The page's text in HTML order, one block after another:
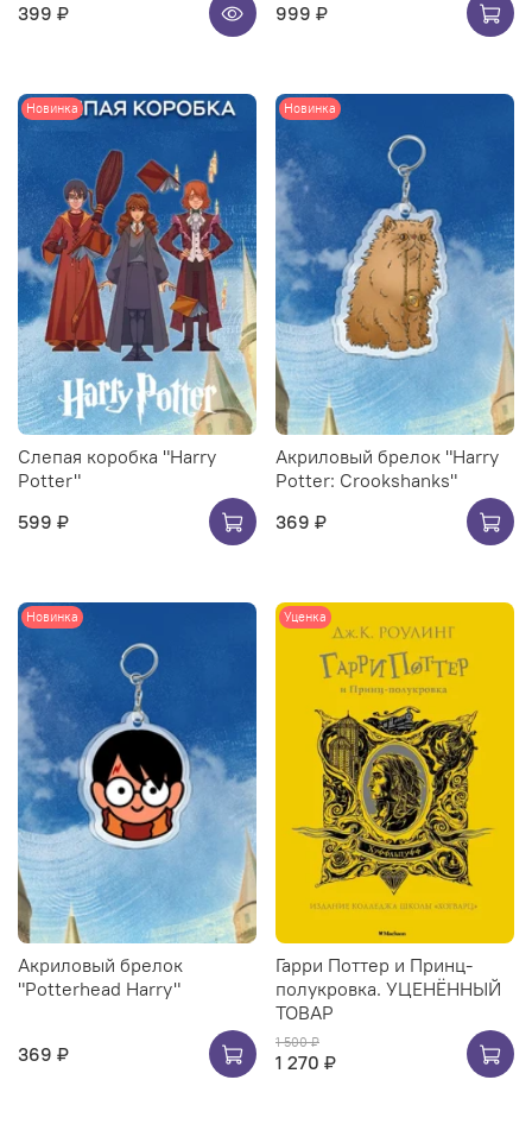
399 ₽
999 ₽
Новинка
Слепая коробка "Harry
Potter"
599 ₽
Новинка
Акриловый брелок "Harry
Potter: Crookshanks"
369 ₽
Новинка
Акриловый брелок
"Potterhead Harry"
369 ₽
Уценка
Гарри Поттер и Принц-
полукровка. УЦЕНЁННЫЙ
ТОВАР
1 500 ₽
1 270 ₽